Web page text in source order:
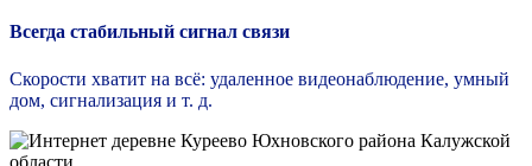
Всегда стабильный сигнал связи
Скорости хватит на всё: удаленное видеонаблюдение, умный
дом, сигнализация и т. д.